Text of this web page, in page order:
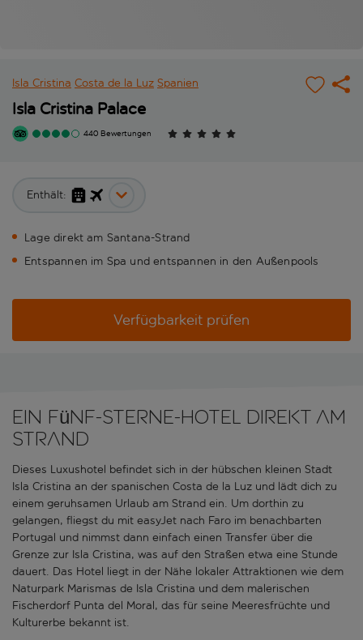
Isla Cristina Costa de la Luz Spanien
Isla Cristina Palace
440 Bewertungen
Enthält:
Lage direkt am Santana-Strand
Entspannen im Spa und entspannen in den Außenpools
Verfügbarkeit prüfen
Ein Fünf-Sterne-Hotel direkt am
Strand
Dieses Luxushotel befindet sich in der hübschen kleinen Stadt
Isla Cristina an der spanischen Costa de la Luz und lädt dich zu
einem geruhsamen Urlaub am Strand ein. Um dorthin zu
gelangen, fliegst du mit easyJet nach Faro im benachbarten
Portugal und nimmst dann einfach einen Transfer über die
Grenze zur Isla Cristina, was auf den Straßen etwa eine Stunde
dauert. Das Hotel liegt in der Nähe lokaler Attraktionen wie dem
Naturpark Marismas de Isla Cristina und dem malerischen
Fischerdorf Punta del Moral, das für seine Meeresfrüchte und
Kulturerbe bekannt ist.